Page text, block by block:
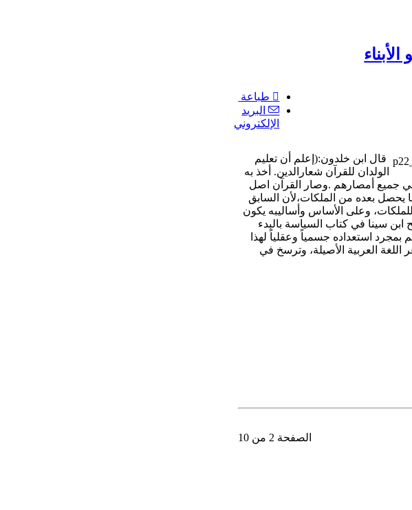
طباعة
البريد
الإلكتروني
قال ابن خلدون:(إعلم أن تعليم
الولدان للقرآن شعارالدين. أخذ به
جميع أمصارهم .وصار القرآن اصل
يحصل بعده من الملكات،لأن السابق
وعلى الأساس وأساليبه يكون
سينا في كتاب السياسة بالبدء
بمجرد استعداده جسمياً وعقلياً لهذا
اللغة العربية الأصيلة، وترسخ في
الصفحة 2 من 10